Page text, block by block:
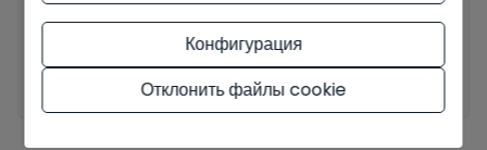
Я принимаю коммерческие рассылки
Отправить запрос
Конфигурация
Отклонить файлы cookie